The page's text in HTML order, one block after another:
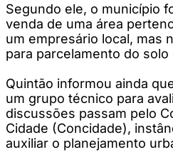
Segundo ele, o município
venda de uma área
um empresário local, mas
para parcelamento do solo
Quintão informou ainda
um grupo técnico para
discussões passam pelo
Cidade (Concidade),
auxiliar o planejamento